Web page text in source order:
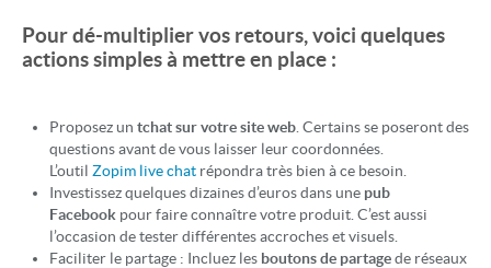
Pour dé-multiplier vos retours, voici quelques
actions simples à mettre en place :
Proposez un tchat sur votre site web . Certains se poseront des
questions avant de vous laisser leur coordonnées.
L’outil Zopim live chat répondra très bien à ce besoin.
Investissez quelques dizaines d’euros dans une pub
Facebook pour faire connaître votre produit. C’est aussi
l’occasion de tester différentes accroches et visuels.
Faciliter le partage : Incluez les boutons de partagede réseaux